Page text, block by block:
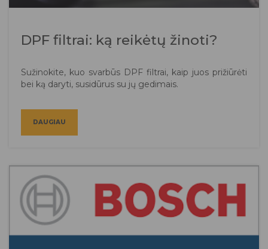
DPF filtrai: ką reikėtų žinoti?
Sužinokite, kuo svarbūs DPF filtrai, kaip juos prižiūrėti
bei ką daryti, susidūrus su jų gedimais.
DAUGIAU